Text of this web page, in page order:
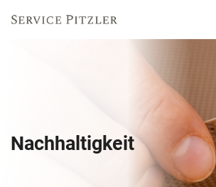
Nachhaltigkeit